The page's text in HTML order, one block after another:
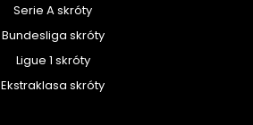
Serie A skróty
Bundesliga skróty
Ligue 1 skróty
Ekstraklasa skróty